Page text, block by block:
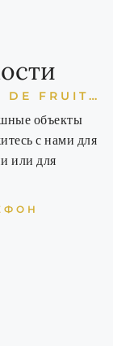
ESPAÑA
объекты
с нами для
или для